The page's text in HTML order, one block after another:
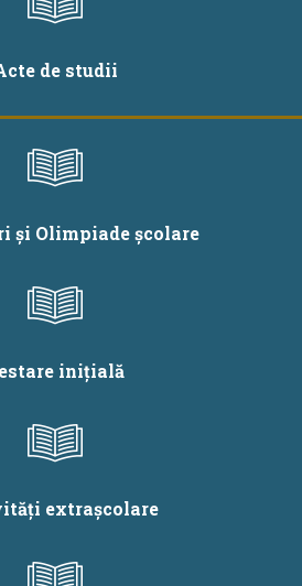
de studii
și Olimpiade școlare
inițială
extrașcolare